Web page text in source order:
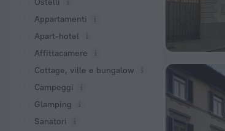
Appartamenti
Apart-hotel
Affittacamere
Cottage, ville e bungalow
Campeggi
Glamping
Sanatori